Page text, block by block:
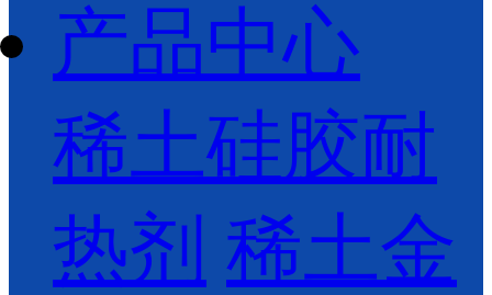
产品中心
稀土硅胶耐
热剂 稀土金